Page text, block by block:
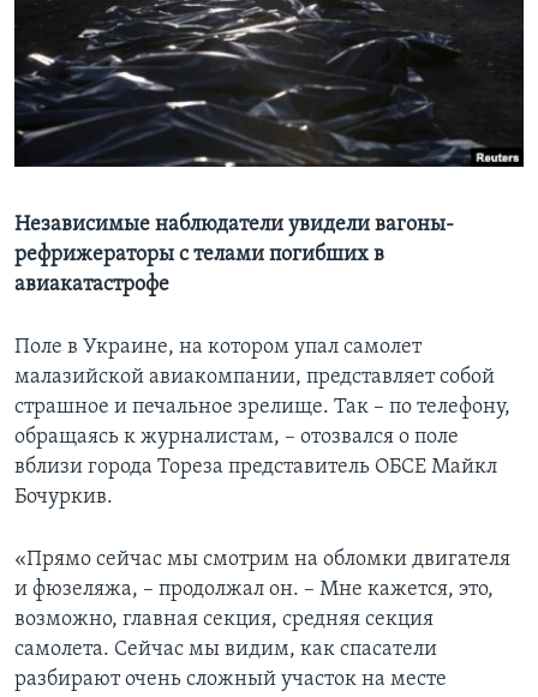
Learning English
СОЦИАЛЬНЫЕ СЕТИ
Языки
Независимые наблюдатели увидели вагоны-
рефрижераторы с телами погибших в
авиакатастрофе
Поле в Украине, на котором упал самолет
малазийской авиакомпании, представляет собой
страшное и печальное зрелище. Так – по телефону,
обращаясь к журналистам, – отозвался о поле
вблизи города Тореза представитель ОБСЕ Майкл
Бочуркив.
«Прямо сейчас мы смотрим на обломки двигателя
и фюзеляжа, – продолжал он. – Мне кажется, это,
возможно, главная секция, средняя секция
самолета. Сейчас мы видим, как спасатели
разбирают очень сложный участок на месте